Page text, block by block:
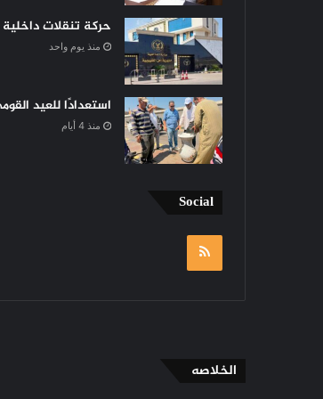
حركة تنقلات
منذ يوم واحد
استعدادًا للعيد
منذ 4 أيام
Social
RSS
الخلاصه